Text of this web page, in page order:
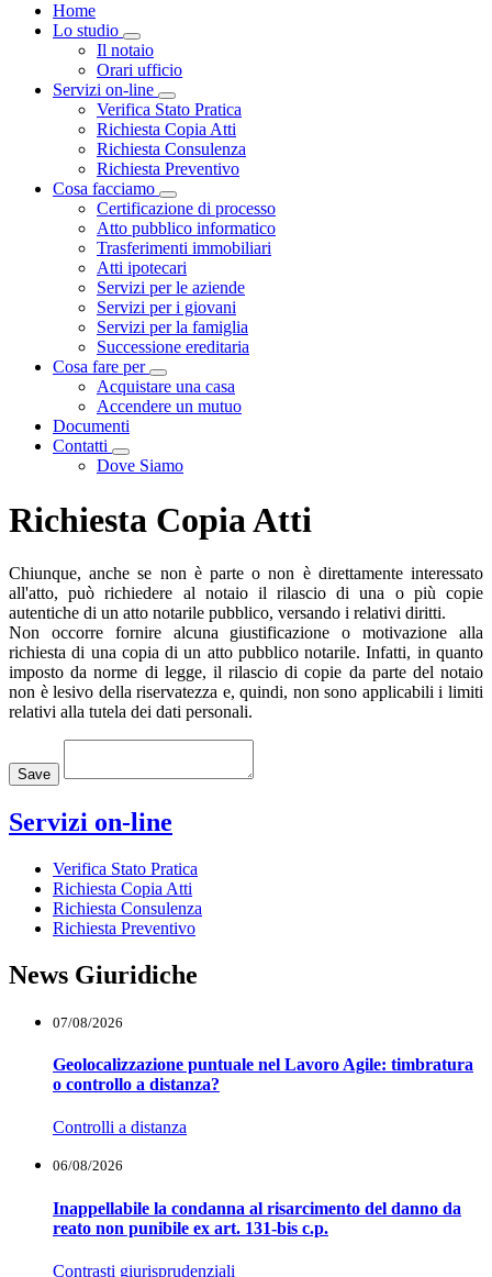
Home
Lo studio
Visualizza menù di secondo livello
Il notaio
Orari ufficio
Servizi on-line
Visualizza menù di secondo livello
Verifica Stato Pratica
Richiesta Copia Atti
Richiesta Consulenza
Richiesta Preventivo
Cosa facciamo
Visualizza menù di secondo livello
Certificazione di processo
Atto pubblico informatico
Trasferimenti immobiliari
Atti ipotecari
Servizi per le aziende
Servizi per i giovani
Servizi per la famiglia
Successione ereditaria
Cosa fare per
Visualizza menù di secondo livello
Acquistare una casa
Accendere un mutuo
Documenti
Contatti
Visualizza menù di secondo livello
Dove Siamo
Richiesta Copia Atti
Chiunque, anche se non è parte o non è direttamente interessato
all'atto, può richiedere al notaio il rilascio di una o più copie
autentiche di un atto notarile pubblico, versando i relativi diritti.
Non occorre fornire alcuna giustificazione o motivazione alla
richiesta di una copia di un atto pubblico notarile. Infatti, in quanto
imposto da norme di legge, il rilascio di copie da parte del notaio
non è lesivo della riservatezza e, quindi, non sono applicabili i limiti
relativi alla tutela dei dati personali.
Save
Servizi on-line
Verifica Stato Pratica
Richiesta Copia Atti
Richiesta Consulenza
Richiesta Preventivo
News Giuridiche
07/08/2026
Geolocalizzazione puntuale nel Lavoro Agile: timbratura
o controllo a distanza?
Controlli a distanza
06/08/2026
Inappellabile la condanna al risarcimento del danno da
reato non punibile ex art. 131-bis c.p.
Contrasti giurisprudenziali